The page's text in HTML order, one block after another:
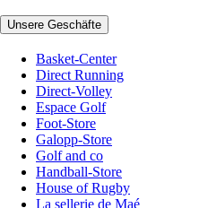
Unsere Geschäfte
Basket-Center
Direct Running
Direct-Volley
Espace Golf
Foot-Store
Galopp-Store
Golf and co
Handball-Store
House of Rugby
La sellerie de Maé